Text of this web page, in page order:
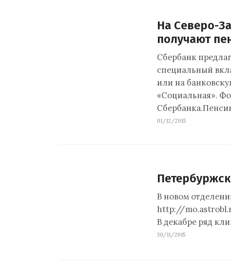
На Северо-
получают
Сбербанк
специальный
или на
«Социальная».
01/12/2015
В новом
http://
В декабре ряд
30/11/2015